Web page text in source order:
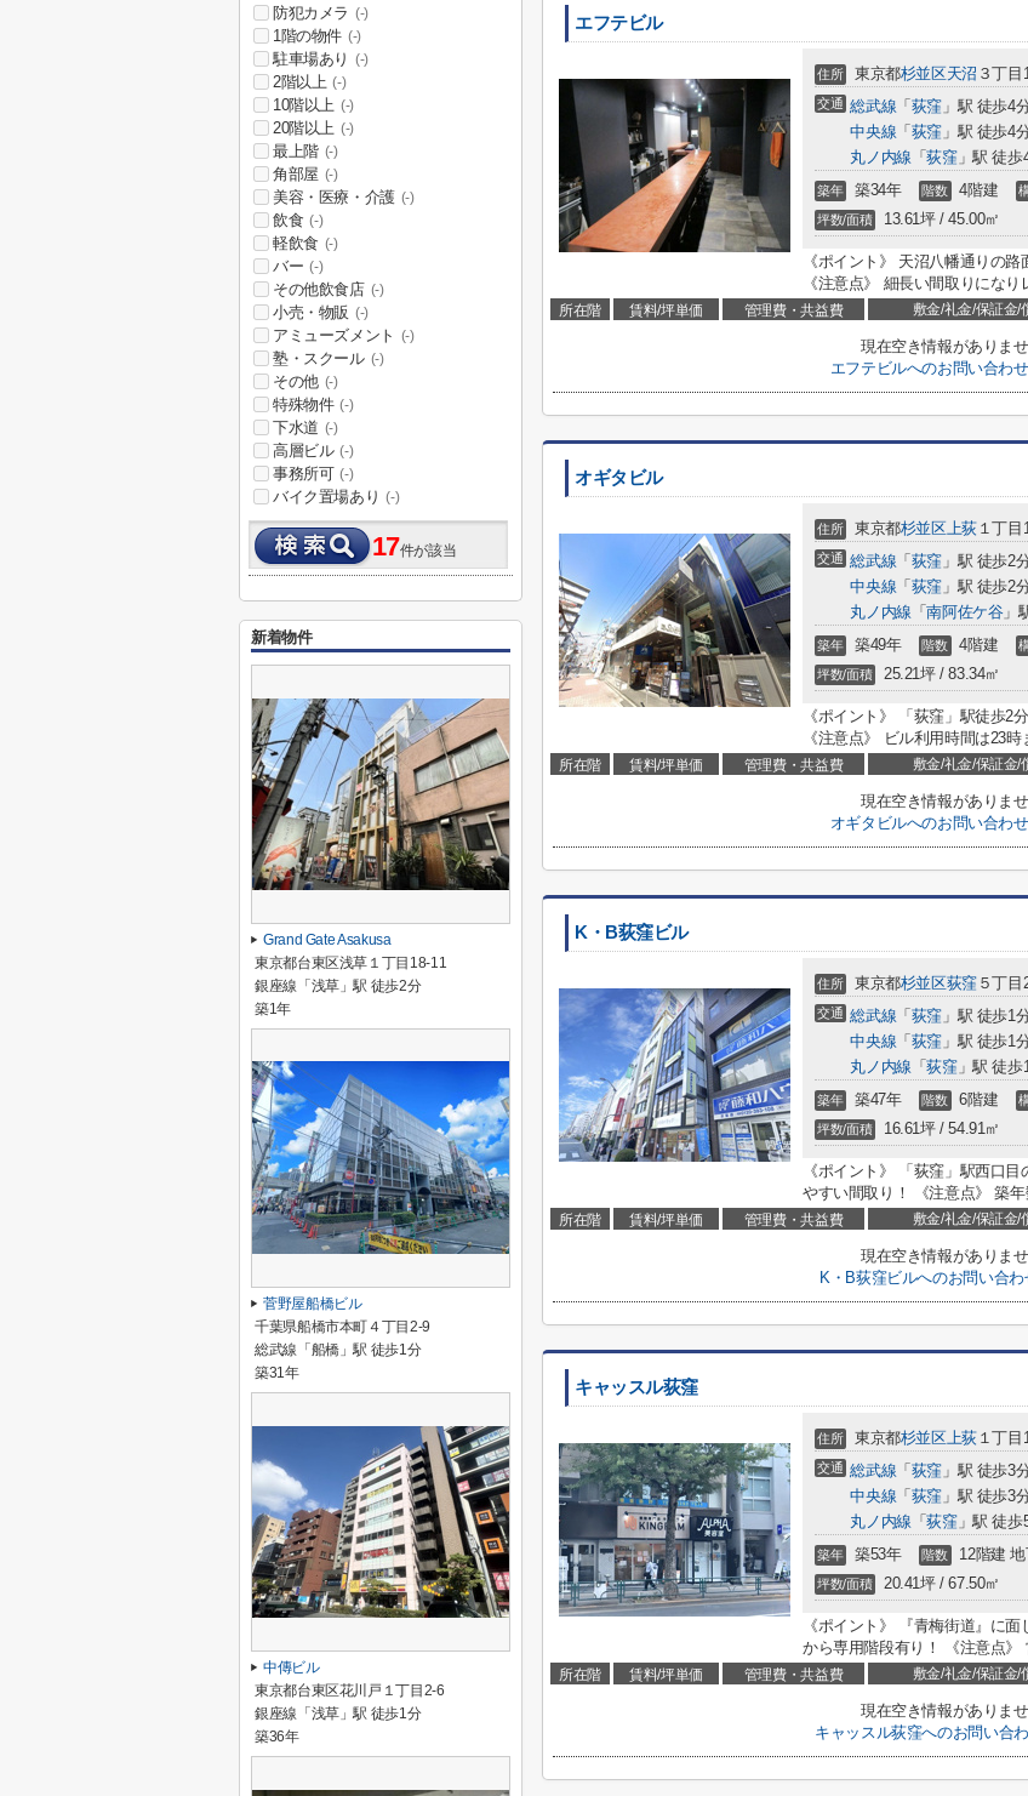
エフテビル
住所 東京都杉並区天沼 ３丁目
交通 総武線 「 荻窪 」駅 徒歩4
中央線 「 荻窪 」駅 徒歩4
丸ノ内線 「荻窪」駅 徒歩
築年 築34年 階数 4階建
坪数/面積 13.61坪 / 45.00㎡
《ポイント》 天沼八幡通りの
《注意点》 細長い間取りにな
所在階 賃料/坪単価 管理費・共益費 敷金/礼金/保証金/
現在空き情報がありませ
エフテビルへのお問い合わ
オギタビル
住所 東京都杉並区上荻１丁目
交通 総武線 「 荻窪 」駅 徒歩2
中央線 「 荻窪 」駅 徒歩2
丸ノ内線 「南阿佐ケ谷」
築年 築49年 階数 4階建
坪数/面積 25.21坪 / 83.34㎡
《ポイント》 「荻窪」駅徒歩2
《注意点》 ビル利用時間は23
所在階 賃料/坪単価 管理費・共益費 敷金/礼金/保証金/
現在空き情報がありませ
オギタビルへのお問い合わ
K・B荻窪ビル
住所 東京都杉並区荻窪５丁目
交通 総武線 「 荻窪 」駅 徒歩1
中央線 「 荻窪 」駅 徒歩1
丸ノ内線 「荻窪」駅 徒歩
築年 築47年 階数 6階建
坪数/面積 16.61坪 / 54.91㎡
《ポイント》 「荻窪」駅西口
やすい間取り！ 《注意点》 築
所在階 賃料/坪単価 管理費・共益費 敷金/礼金/保証金/
現在空き情報がありませ
K・B荻窪ビルへのお問い合わ
キャッスル荻窪
住所 東京都杉並区上荻１丁目
交通 総武線 「 荻窪 」駅 徒歩3
中央線 「 荻窪 」駅 徒歩3
丸ノ内線 「荻窪」駅 徒歩
築年 築53年 階数 12階建
坪数/面積 20.41坪 / 67.50㎡
《ポイント》 『青梅街道』に
から専用階段有り！ 《注意点》
所在階 賃料/坪単価 管理費・共益費 敷金/礼金/保証金/
現在空き情報がありませ
キャッスル荻窪へのお問い合
防犯カメラ (-)
1階の物件 (-)
駐車場あり (-)
2階以上 (-)
10階以上 (-)
20階以上 (-)
最上階 (-)
角部屋 (-)
美容・医療・介護 (-)
飲食 (-)
軽飲食 (-)
バー (-)
その他飲食店 (-)
小売・物販 (-)
アミューズメント (-)
塾・スクール (-)
その他 (-)
特殊物件 (-)
下水道 (-)
高層ビル (-)
事務所可 (-)
バイク置場あり (-)
17件が該当
新着物件
Grand Gate Asakusa
東京都台東区浅草１丁目18-11
銀座線「浅草」駅 徒歩2分
築1年
菅野屋船橋ビル
千葉県船橋市本町４丁目2-9
総武線「船橋」駅 徒歩1分
築31年
中傳ビル
東京都台東区花川戸１丁目2-6
銀座線「浅草」駅 徒歩1分
築36年